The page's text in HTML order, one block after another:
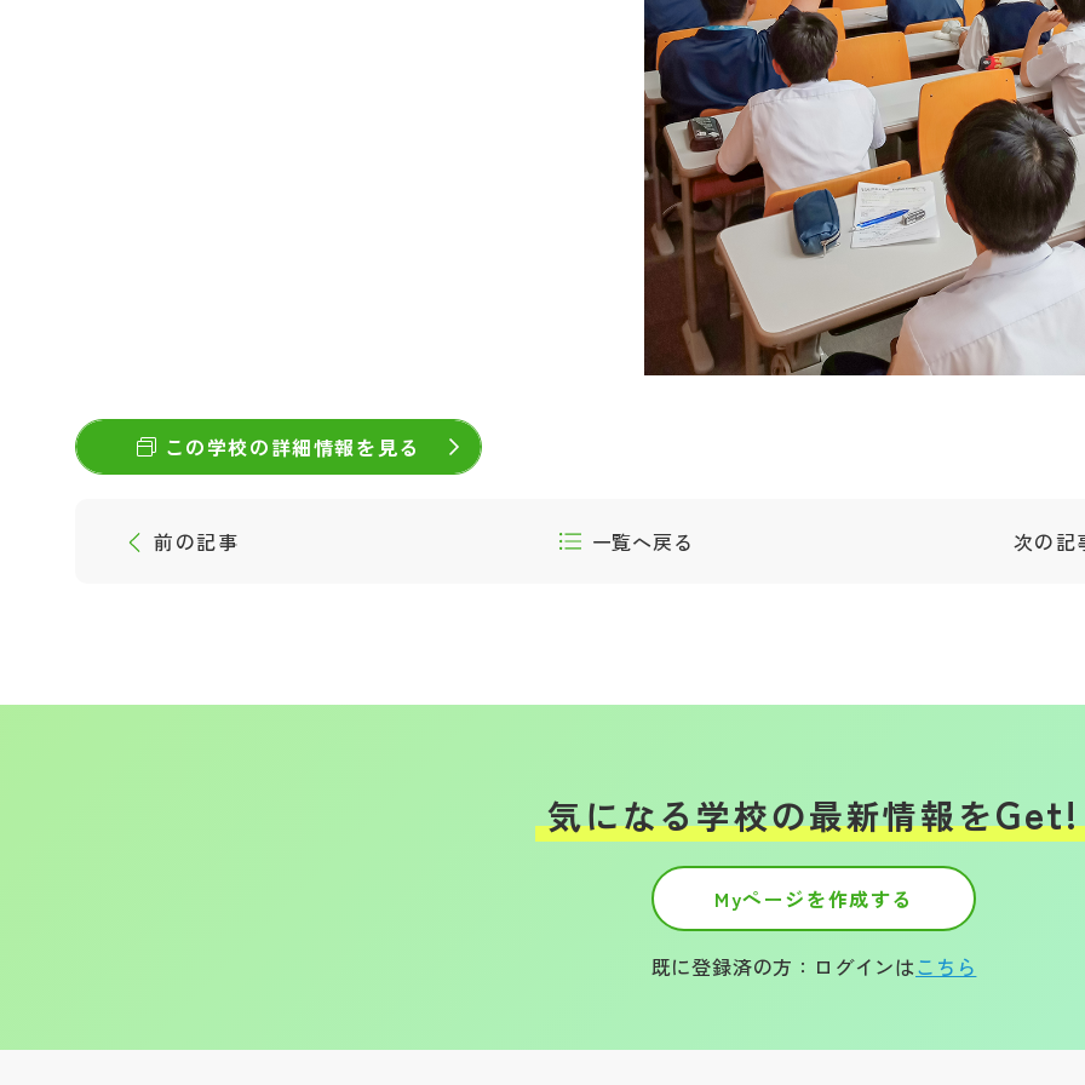
この学校の詳細情報を見る
前の記事 一覧へ戻る 次の記
気になる学校の最新情報をGet!
Myページを作成する
既に登録済の方：ログインはこちら